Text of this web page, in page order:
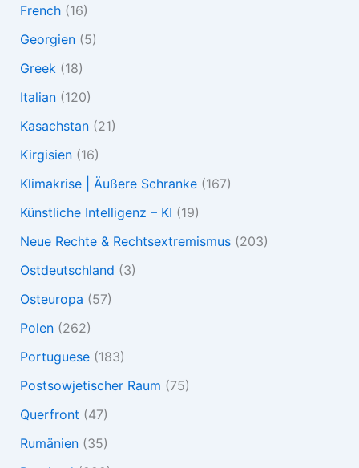
French(16)
Georgien(5)
Greek (18)
Italian(120)
Kasachstan(21)
Kirgisien(16)
Klimakrise | Äußere Schranke(167)
Künstliche Intelligenz – KI (19)
Neue Rechte & Rechtsextremismus(203)
Ostdeutschland (3)
Osteuropa (57)
Polen(262)
Portuguese(183)
Postsowjetischer Raum (75)
Querfront (47)
Rumänien(35)